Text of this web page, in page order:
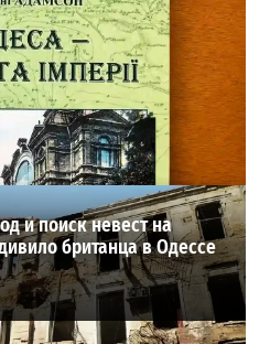
изменили схему
водителям
и поиск невест на
британца в Одессе